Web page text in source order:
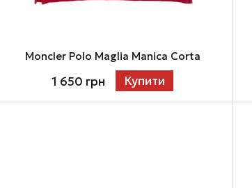
Moncler Polo Maglia Manica Corta
1 650 грн Купити